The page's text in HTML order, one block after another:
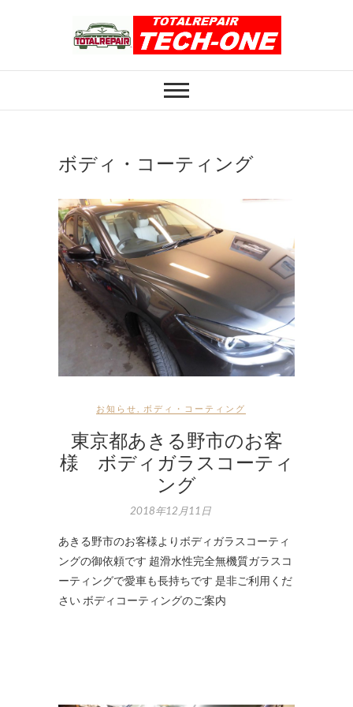
ホイール修理のト
ータルリペアテッ
クワン
ボディ・コーティング
お知らせ ボディ・コーティング
東京都あきる野市のお客
様 ボディガラスコーティ
ング
2018年12月11日
あきる野市のお客様よりボディガラスコーティ
ングの御依頼です 超滑水性完全無機質ガラスコ
ーティングで愛車も長持ちです 是非ご利用くだ
さい ボディコーティングのご案内